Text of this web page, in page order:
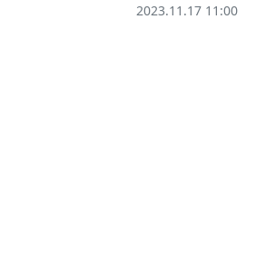
2023.11.17 11:00